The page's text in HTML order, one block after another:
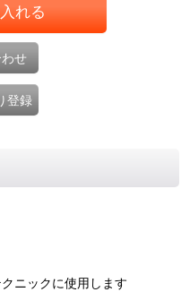
れる
せ
登録
ニックに使用します